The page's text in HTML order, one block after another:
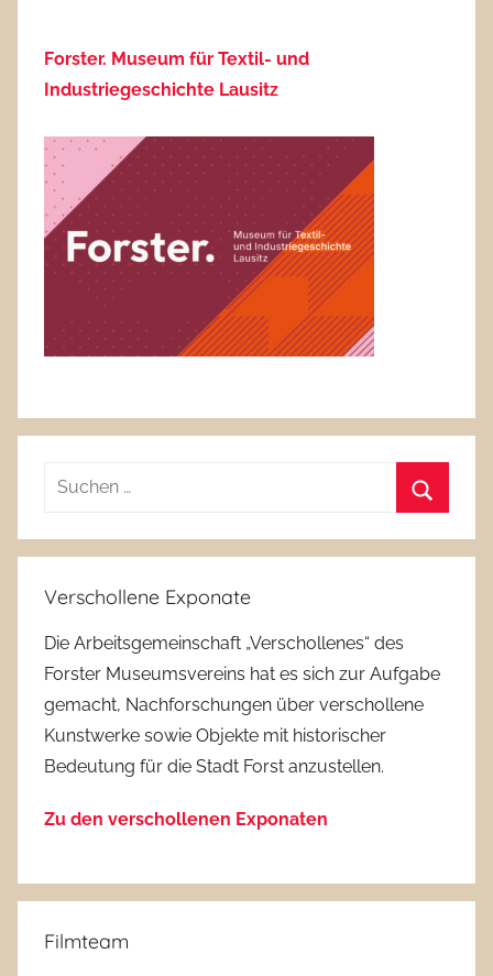
Forster. Museum für Textil- und
Industriegeschichte Lausitz
Suchen
Verschollene Exponate
Die Arbeitsgemeinschaft „Verschollenes“ des
Forster Museumsvereins hat es sich zur Aufgabe
gemacht, Nachforschungen über verschollene
Kunstwerke sowie Objekte mit historischer
Bedeutung für die Stadt Forst anzustellen.
Zu den verschollenen Exponaten
Filmteam